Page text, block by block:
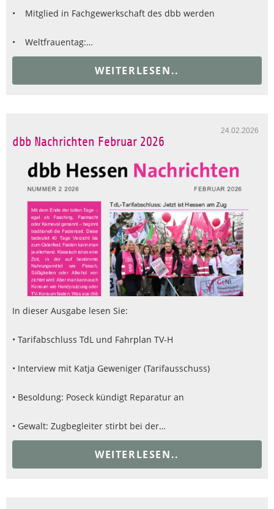
• Mitglied in Fachgewerkschaft des dbb werden
• Weltfrauentag:…
WEITERLESEN..
24.02.2026
dbb Nachrichten Februar 2026
In dieser Ausgabe lesen Sie:
• Tarifabschluss TdL und Fahrplan TV-H
• Interview mit Katja Geweniger (Tarifausschuss)
• Besoldung: Poseck kündigt Reparatur an
• Gewalt: Zugbegleiter stirbt bei der…
WEITERLESEN..